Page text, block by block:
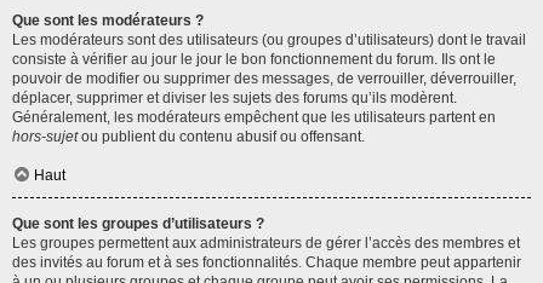
Que sont les modérateurs ?
Les modérateurs sont des utilisateurs (ou groupes d’utilisateurs) dont le travail
consiste à vérifier au jour le jour le bon fonctionnement du forum. Ils ont le
pouvoir de modifier ou supprimer des messages, de verrouiller, déverrouiller,
déplacer, supprimer et diviser les sujets des forums qu’ils modèrent.
Généralement, les modérateurs empêchent que les utilisateurs partent en
hors-sujetou publient du contenu abusif ou offensant.
Haut
Que sont les groupes d’utilisateurs ?
Les groupes permettent aux administrateurs de gérer l’accès des membres et
des invités au forum et à ses fonctionnalités. Chaque membre peut appartenir